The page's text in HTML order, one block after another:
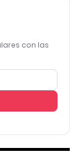
con las